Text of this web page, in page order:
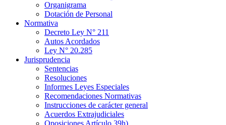
Organigrama
Dotación de Personal
Normativa
Decreto Ley N° 211
Autos Acordados
Ley N° 20.285
Jurisprudencia
Sentencias
Resoluciones
Informes Leyes Especiales
Recomendaciones Normativas
Instrucciones de carácter general
Acuerdos Extrajudiciales